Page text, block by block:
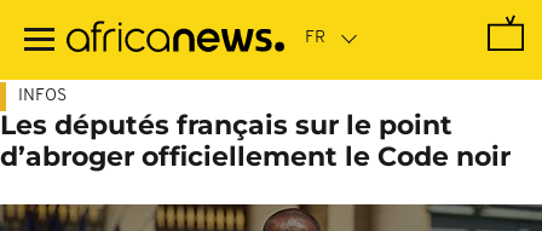
contenu
INFOS
Les députés français sur le point
d’abroger officiellement le Code noir